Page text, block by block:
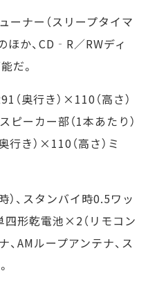
ーナー（スリープタイマ
ほか、CD‐R／RWディ
だ。
（奥行き）×110（高さ）
ピーカー部（1本あたり）
行き）×110（高さ）ミ
、スタンバイ時0.5ワッ
四形乾電池×2（リモコン
、AMループアンテナ、ス